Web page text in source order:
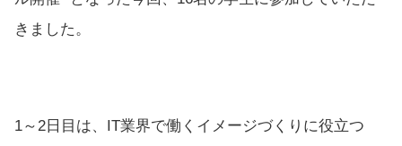
きました。
1～2日目は、IT業界で働くイメージづくりに役立つ